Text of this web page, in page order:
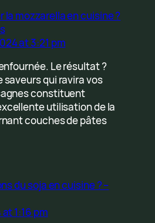
mozzarella en cuisine ?
at 3:21 pm
Le résultat ?
saveurs qui ravira vos
constituent
utilisation de la
couches de pâtes
du soja en cuisine ? –
1:16 pm